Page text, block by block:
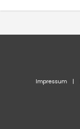
Impressum